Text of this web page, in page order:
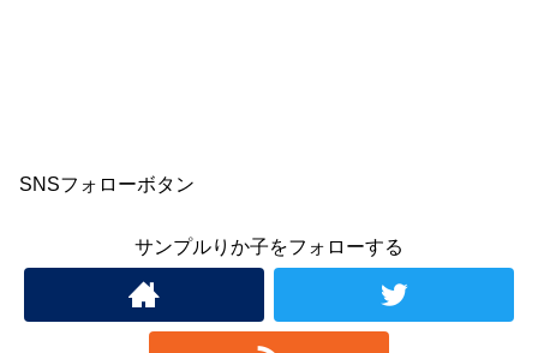
SNSフォローボタン
サンプルりか子をフォローする